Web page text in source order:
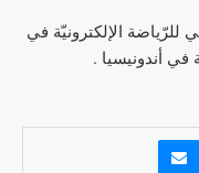
للرّياضة الإلكترونيّة في
في أندونيسيا .